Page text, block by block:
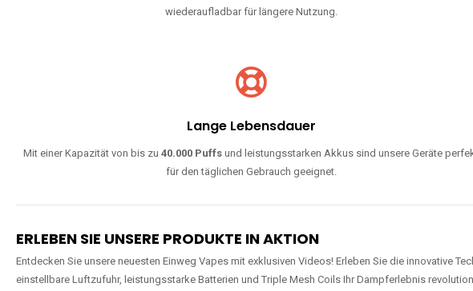
wiederaufladbar für längere Nutzung.
Lange Lebensdauer
Mit einer Kapazität von bis zu40.000 Puffs und leistungsstarken Akkus sind unsere Geräte
für den täglichen Gebrauch geeignet.
ERLEBEN SIE UNSERE PRODUKTE IN AKTION
Entdecken Sie unsere neuesten Einweg Vapes mit exklusiven Videos! Erleben Sie die innovative
einstellbare Luftzufuhr, leistungsstarke Batterien und Triple Mesh Coils Ihr Dampferlebnis